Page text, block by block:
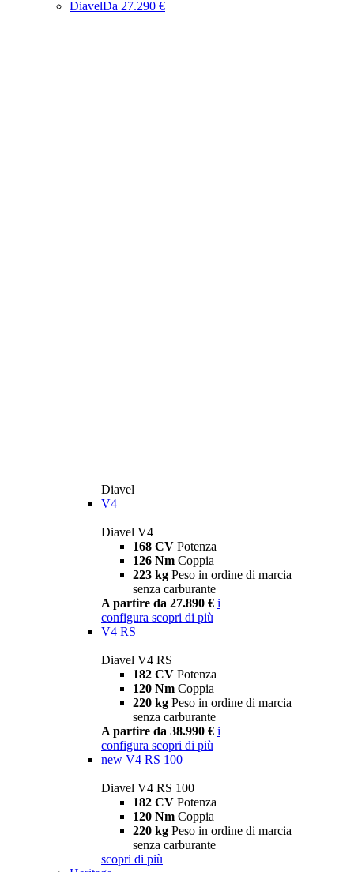
DiavelDa 27.290 €
Diavel
V4
Diavel V4
168 CV Potenza
126 Nm Coppia
223 kg Peso in ordine di marcia
senza carburante
A partire da 27.890 € i
configura scopri di più
V4 RS
Diavel V4 RS
182 CV Potenza
120 Nm Coppia
220 kg Peso in ordine di marcia
senza carburante
A partire da 38.990 € i
configura scopri di più
new V4 RS 100
Diavel V4 RS 100
182 CV Potenza
120 Nm Coppia
220 kg Peso in ordine di marcia
senza carburante
scopri di più